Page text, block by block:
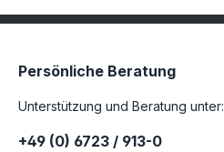
Persönliche Beratung
Unterstützung und Beratung unter:
+49 (0) 6723 / 913-0